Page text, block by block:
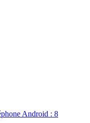
Android : 8